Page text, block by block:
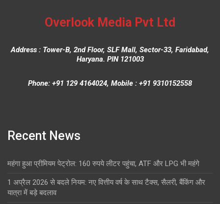
Overlook Media Pvt Ltd
Address : Tower-B, 2nd Floor, SLF Mall, Sector-33, Faridabad,
Haryana. PIN 121003
Phone: +91 129 4164024, Mobile : +91 9310152558
Recent News
महंगा हुआ प्रीमियम पेट्रोल: 160 रुपये लीटर पहुंचा, ATF और LPG भी महंगे
1 अप्रैल 2026 से बदले नियम: नए वित्तीय वर्ष के साथ टैक्स, सैलरी, बैंकिंग और
यात्रा में बड़े बदलाव